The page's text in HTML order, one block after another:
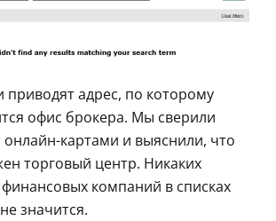
приводят адрес, по которому
офис брокера. Мы сверили
картами и выяснили, что
торговый центр. Никаких
компаний в списках
значится.